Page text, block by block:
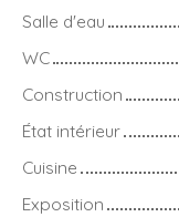
Salle d'eau
WC
Construction
État intérieur
Cuisine
Exposition